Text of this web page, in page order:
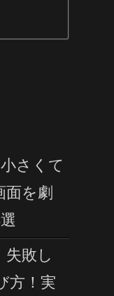
さくて
面を劇
失敗し
方！実